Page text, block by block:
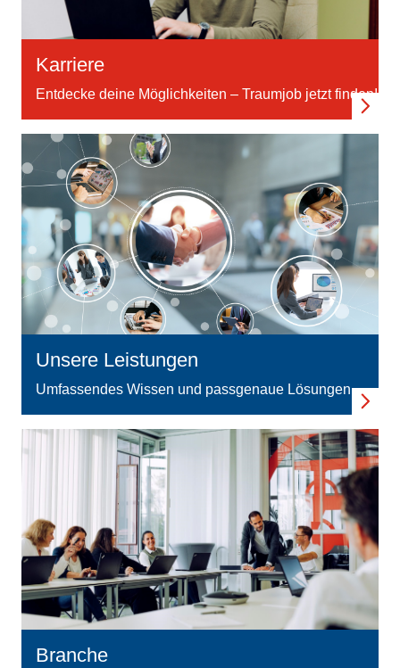
Karriere
Entdecke deine Möglichkeiten – Traumjob jetzt finden!
Unsere Leistungen
Umfassendes Wissen und passgenaue Lösungen
Branche